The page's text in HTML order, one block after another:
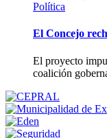
Política
El Concejo
El proyecto
coalición